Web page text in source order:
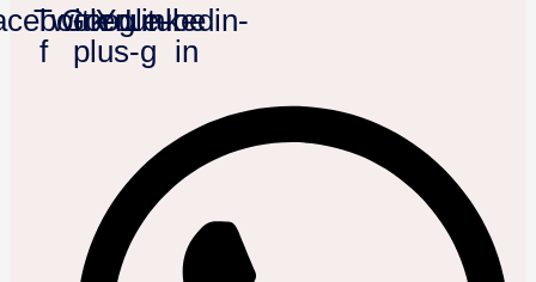
f
Twitter
Google-
plus-g
Youtube
Linkedin-
in